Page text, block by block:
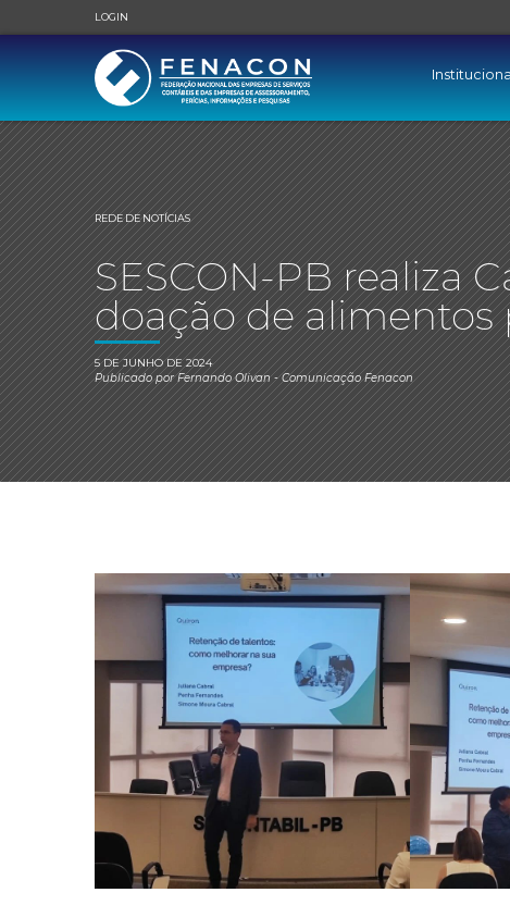
LOGIN
Institucional
REDE DE NOTÍCIAS
SESCON-PB realiza
doação de
5 DE JUNHO DE 2024
Publicado porFernando Olivan- Comunicação Fenacon